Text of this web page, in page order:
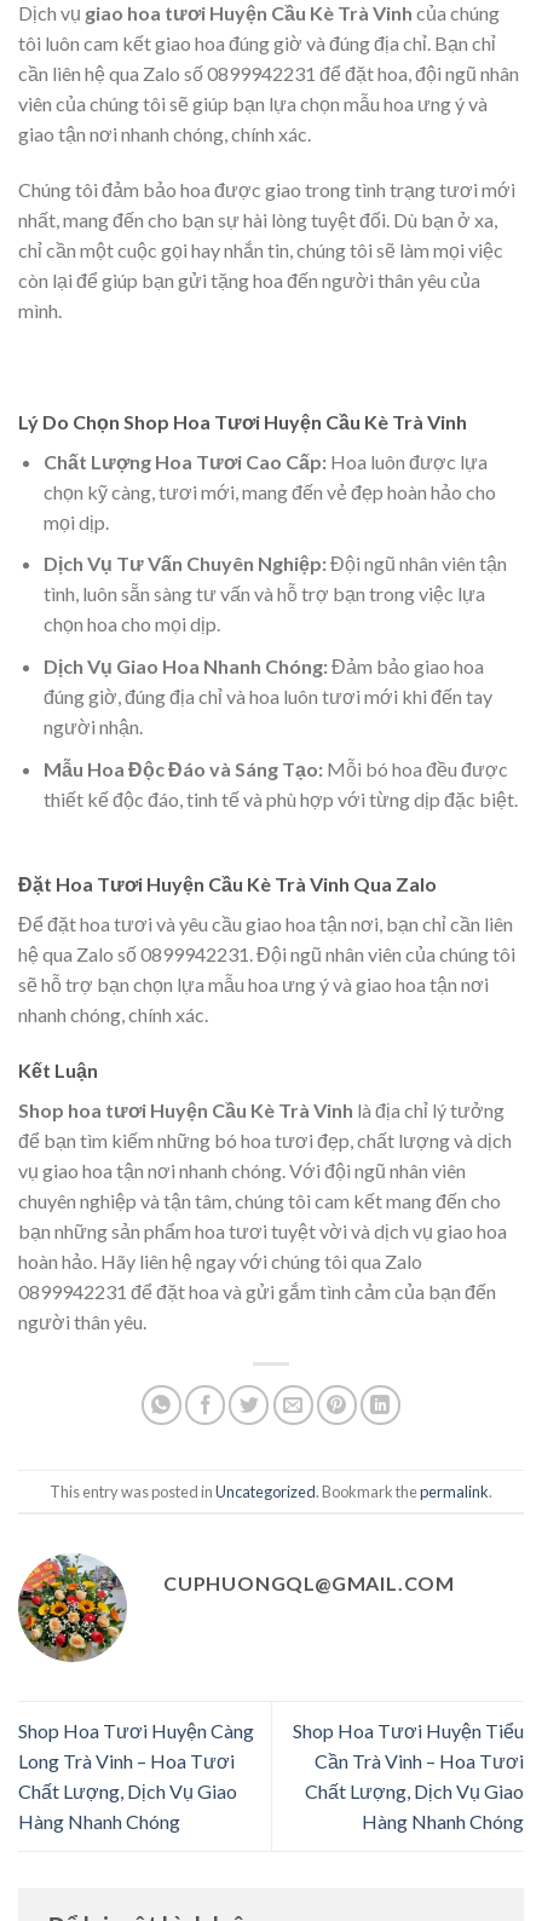
Dịch vụ giao hoa tươi Huyện Cầu Kè Trà Vinh của chúng
tôi luôn cam kết giao hoa đúng giờ và đúng địa chỉ. Bạn chỉ
cần liên hệ qua Zalo số 0899942231 để đặt hoa, đội ngũ nhân
viên của chúng tôi sẽ giúp bạn lựa chọn mẫu hoa ưng ý và
giao tận nơi nhanh chóng, chính xác.
Chúng tôi đảm bảo hoa được giao trong tình trạng tươi mới
nhất, mang đến cho bạn sự hài lòng tuyệt đối. Dù bạn ở xa,
chỉ cần một cuộc gọi hay nhắn tin, chúng tôi sẽ làm mọi việc
còn lại để giúp bạn gửi tặng hoa đến người thân yêu của
mình.
Lý Do Chọn Shop Hoa Tươi Huyện Cầu Kè Trà Vinh
Chất Lượng Hoa Tươi Cao Cấp:Hoa luôn được lựa
chọn kỹ càng, tươi mới, mang đến vẻ đẹp hoàn hảo cho
mọi dịp.
Dịch Vụ Tư Vấn Chuyên Nghiệp:Đội ngũ nhân viên tận
tình, luôn sẵn sàng tư vấn và hỗ trợ bạn trong việc lựa
chọn hoa cho mọi dịp.
Dịch Vụ Giao Hoa Nhanh Chóng:Đảm bảo giao hoa
đúng giờ, đúng địa chỉ và hoa luôn tươi mới khi đến tay
người nhận.
Mẫu Hoa Độc Đáo và Sáng Tạo:Mỗi bó hoa đều được
thiết kế độc đáo, tinh tế và phù hợp với từng dịp đặc biệt.
Đặt Hoa Tươi Huyện Cầu Kè Trà Vinh Qua Zalo
Để đặt hoa tươi và yêu cầu giao hoa tận nơi, bạn chỉ cần liên
hệ qua Zalo số 0899942231. Đội ngũ nhân viên của chúng tôi
sẽ hỗ trợ bạn chọn lựa mẫu hoa ưng ý và giao hoa tận nơi
nhanh chóng, chính xác.
Kết Luận
Shop hoa tươi Huyện Cầu Kè Trà Vinh là địa chỉ lý tưởng
để bạn tìm kiếm những bó hoa tươi đẹp, chất lượng và dịch
vụ giao hoa tận nơi nhanh chóng. Với đội ngũ nhân viên
chuyên nghiệp và tận tâm, chúng tôi cam kết mang đến cho
bạn những sản phẩm hoa tươi tuyệt vời và dịch vụ giao hoa
hoàn hảo. Hãy liên hệ ngay với chúng tôi qua Zalo
0899942231 để đặt hoa và gửi gắm tình cảm của bạn đến
người thân yêu.
This entry was posted inUncategorized. Bookmark thepermalink.
CUPHUONGQL@GMAIL.COM
Shop Hoa Tươi Huyện Càng
Long Trà Vinh – Hoa Tươi
Chất Lượng, Dịch Vụ Giao
Hàng Nhanh Chóng
Shop Hoa Tươi Huyện Tiểu
Cần Trà Vinh – Hoa Tươi
Chất Lượng, Dịch Vụ Giao
Hàng Nhanh Chóng